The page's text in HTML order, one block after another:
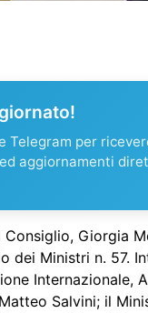
Telegram per
aggiornamenti
Consiglio, Giorgia
dei Ministri n. 57.
Internazionale,
Salvini; il